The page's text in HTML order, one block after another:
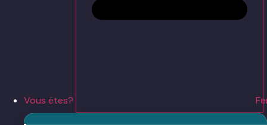
Vous êtes?